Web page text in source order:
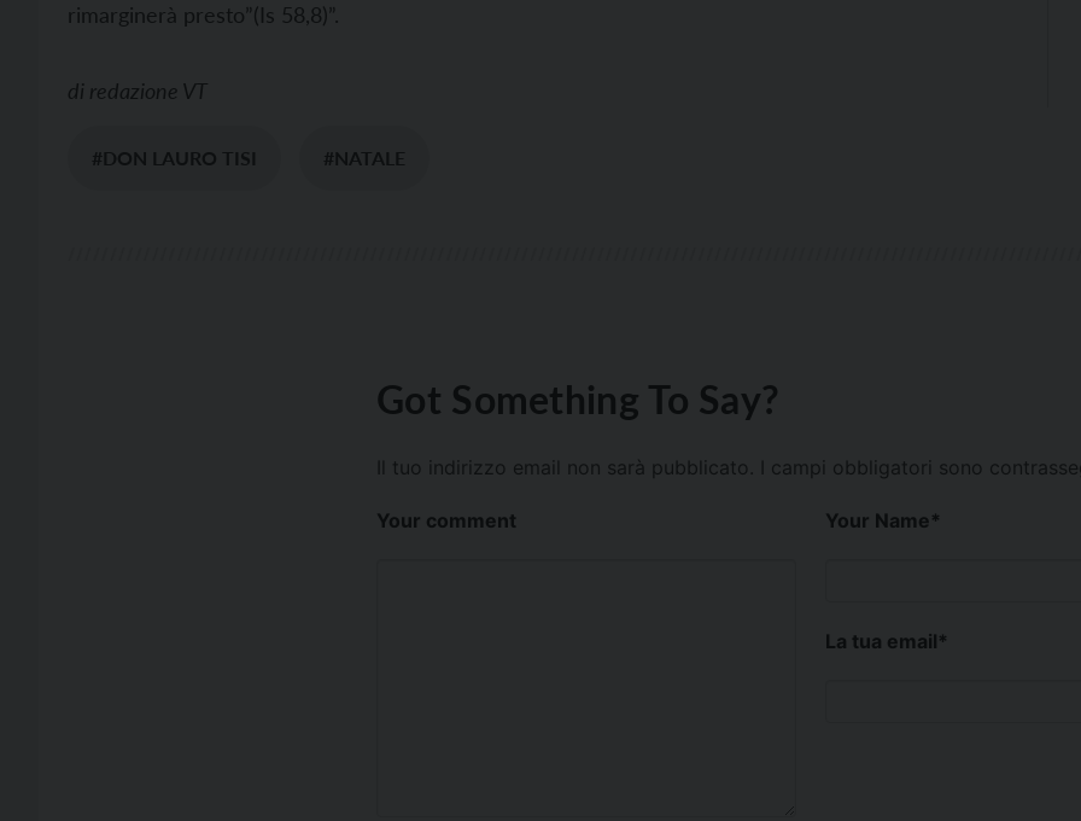
rimarginerà presto”(Is 58,8)”.
di redazione VT
#DON LAURO TISI #NATALE
Got Something To Say?
Il tuo indirizzo email non sarà pubblicato. I campi obbligatori sono
Your comment Your Name*
La tua email*